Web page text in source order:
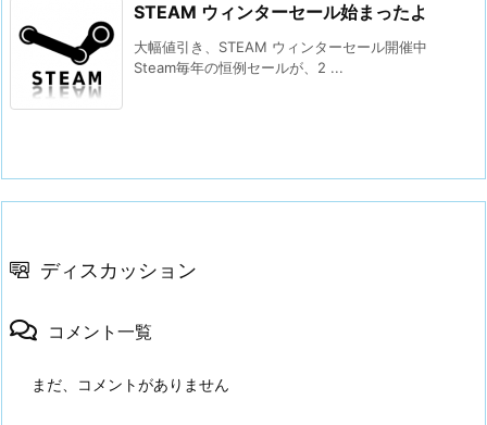
STEAM ウィンターセール始まったよ
大幅値引き、STEAM ウィンターセール開催中
Steam毎年の恒例セールが、2 ...
ディスカッション
コメント一覧
まだ、コメントがありません